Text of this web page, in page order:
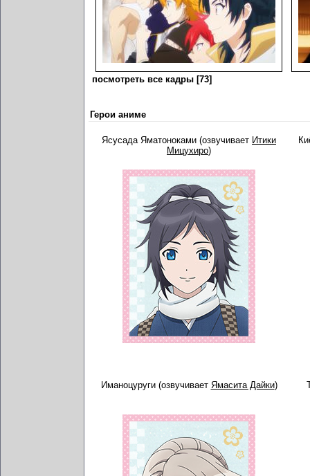
посмотреть все кадры [73]
Герои аниме
Ясусада Яматоноками (озвучивает Итики
Мицухиро)
Иманоцуруги (озвучивает Ямасита Дайки)